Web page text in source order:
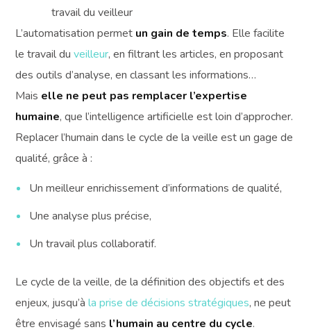
travail du veilleur
L’automatisation permet un gain de temps. Elle facilite
le travail duveilleur, en filtrant les articles, en proposant
des outils d’analyse, en classant les informations…
Mais elle ne peut pas remplacer l’expertise
humaine, que l’intelligence artificielle est loin d’approcher.
Replacer l’humain dans le cycle de la veille est un gage de
qualité, grâce à :
Un meilleur enrichissement d’informations de qualité,
Une analyse plus précise,
Un travail plus collaboratif.
Le cycle de la veille, de la définition des objectifs et des
enjeux, jusqu’àla prise de décisions stratégiques, ne peut
être envisagé sans l’humain au centre du cycle.